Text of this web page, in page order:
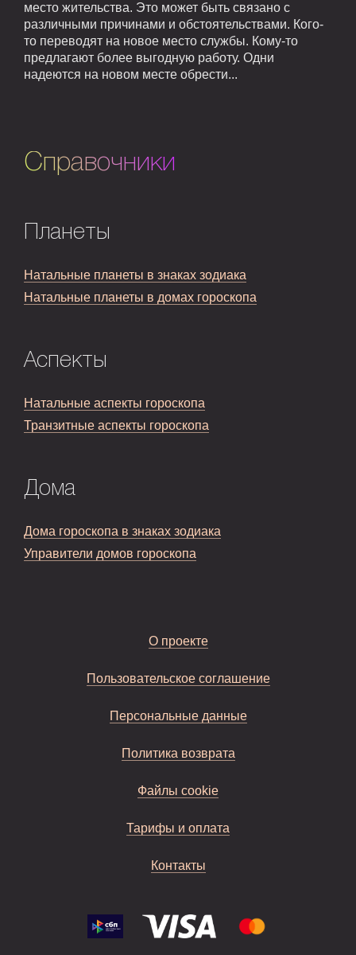
место жительства. Это может быть связано с
различными причинами и обстоятельствами. Кого-
то переводят на новое место службы. Кому-то
предлагают более выгодную работу. Одни
надеются на новом месте обрести...
Справочники
Планеты
Натальные планеты в знаках зодиака
Натальные планеты в домах гороскопа
Аспекты
Натальные аспекты гороскопа
Транзитные аспекты гороскопа
Дома
Дома гороскопа в знаках зодиака
Управители домов гороскопа
О проекте
Пользовательское соглашение
Персональные данные
Политика возврата
Файлы cookie
Тарифы и оплата
Контакты